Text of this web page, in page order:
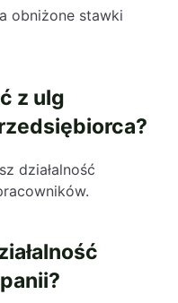
obniżone stawki
z ulg
działalność